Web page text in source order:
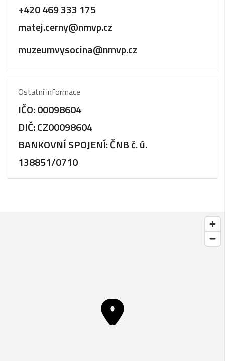
+420 469 333 175
matej.cerny@nmvp.cz
muzeumvysocina@nmvp.cz
Ostatní informace
IČO:00098604
DIČ:CZ00098604
BANKOVNÍ SPOJENÍ:ČNB č. ú.
138851/0710